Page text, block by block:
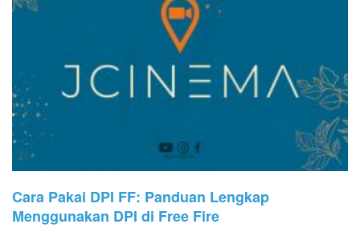
Cara Pakai DPI FF: Panduan Lengkap
Menggunakan DPI di Free Fire